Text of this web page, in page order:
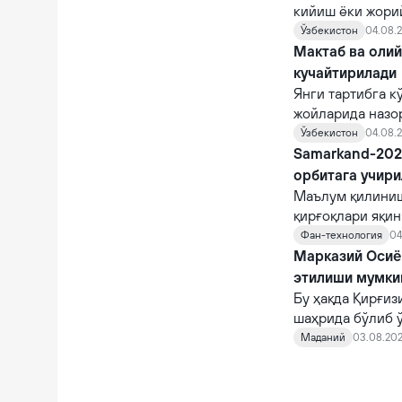
кийиш ёки
фуқароларни
суиистеъмол
Ўзбекистон
Мактаб ва
кучайтирилади
Янги тартибга
жойларида
назорат
Ўзбекистон
Samarkand-
орбитага
Маълум
қирғоқлари
STAR.VISION
фазога
Фан-технология
Марказий Осиё
этилиши
Бу ҳақда
шаҳрида бўлиб
норасмий
Маданий